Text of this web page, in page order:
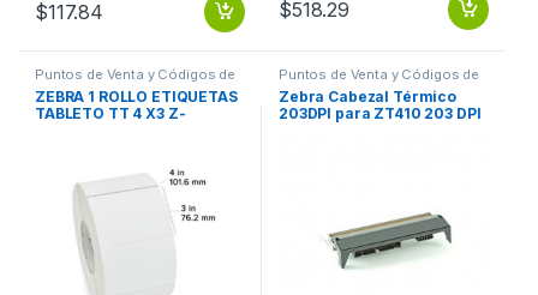
$117.84 $518.29
Puntos de Venta y Códigos de
Barra,Suministros POS Retail y
Auto ID
ZEBRA 1 ROLLO ETIQUETAS
TABLETO TT 4 X3 Z-
Puntos de Venta y Códigos de
Barra Suministros POS Retail y
Auto ID
Zebra Cabezal Térmico
203DPI para ZT410 203 DPI